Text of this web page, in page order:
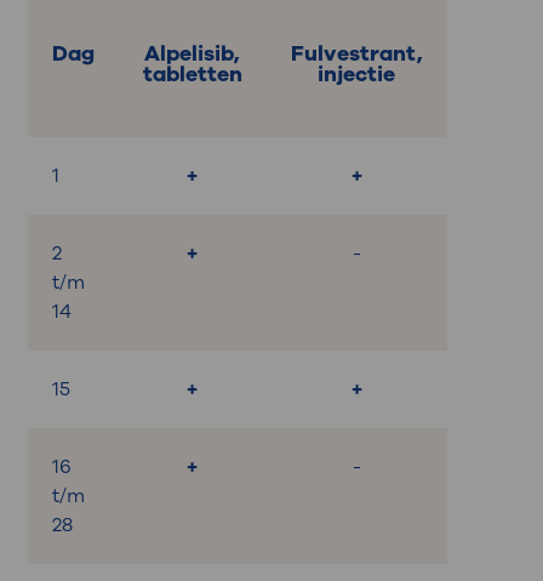
Dag Alpelisib,
tabletten
Fulvestrant,
injectie
1 + +
2
t/m
14
+ -
15 + +
16
t/m
28
+ -